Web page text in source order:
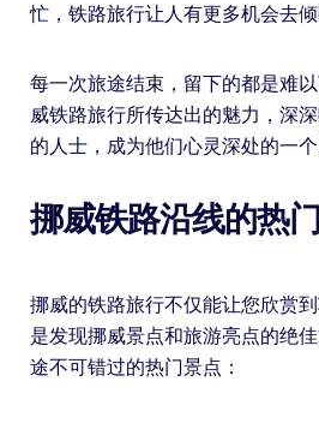
忙，铁路旅行让人有更多机会去倾
每一次旅途结束，留下的都是难
威铁路旅行所传达出的魅力，深
的人士，成为他们心灵深处的一个
挪威铁路沿线的热
挪威的铁路旅行不仅能让您欣赏
是发现挪威景点和旅游亮点的绝
途不可错过的热门景点：